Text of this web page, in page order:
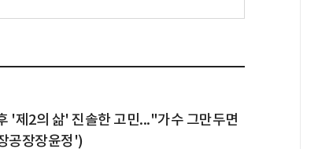
'제2의 삶' 진솔한 고민..."가수 그만두면
공장장윤정')